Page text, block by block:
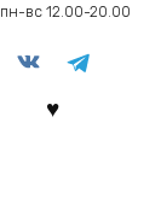
пн-вс 12.00-20.00